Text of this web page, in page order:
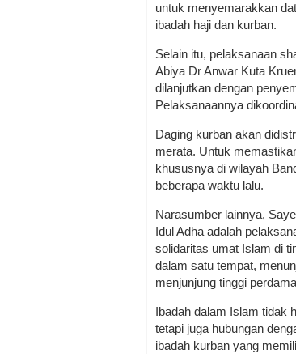
untuk menyemarakkan
ibadah haji dan kurban.
Selain itu, pelaksanaan
Abiya Dr Anwar Kuta
dilanjutkan dengan
Pelaksanaannya
Daging kurban akan
merata. Untuk
khususnya di wilayah
beberapa waktu lalu.
Narasumber lainnya,
Idul Adha adalah
solidaritas umat Islam di
dalam satu tempat,
menjunjung tinggi
Ibadah dalam Islam tidak
tetapi juga hubungan
ibadah kurban yang